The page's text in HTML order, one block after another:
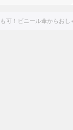
可！ビニール傘からお